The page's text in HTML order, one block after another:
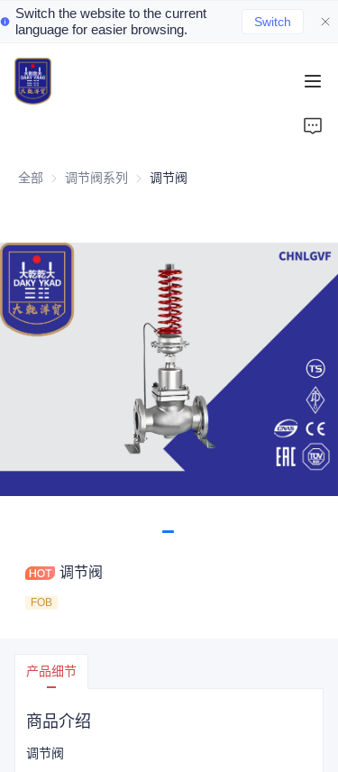
Switch the website to the current
language for easier browsing.
Switch
全部 调节阀系列 调节阀系列
调节阀
调节阀
FOB
产品细节
商品介绍
调节阀
Home
Valve Products
Valve News
Contact Us